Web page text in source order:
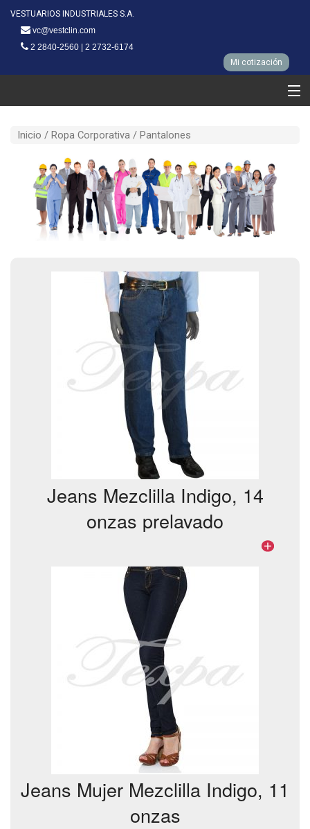
VESTUARIOS INDUSTRIALES S.A.
vc@vestclin.com
2 2840-2560 | 2 2732-6174
Mi cotización
Línea Hotelera
Línea Restaurantes
Nuestra fabrica
Inicio / Ropa Corporativa / Pantalones
Jeans Mezclilla Indigo, 14
onzas prelavado
Jeans Mujer Mezclilla Indigo, 11
onzas